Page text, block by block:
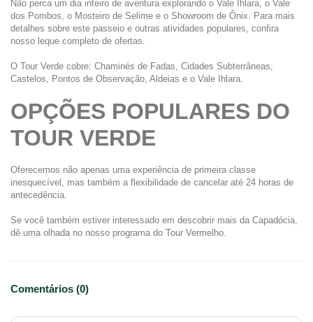
Não perca um dia inteiro de aventura explorando o Vale Ihlara, o Vale
dos Pombos, o Mosteiro de Selime e o Showroom de Ônix. Para mais
detalhes sobre este passeio e outras atividades populares, confira
nosso leque completo de ofertas.
O Tour Verde cobre: Chaminés de Fadas, Cidades Subterrâneas,
Castelos, Pontos de Observação, Aldeias e o Vale Ihlara.
OPÇÕES POPULARES DO
TOUR VERDE
Oferecemos não apenas uma experiência de primeira classe
inesquecível, mas também a flexibilidade de cancelar até 24 horas de
antecedência.
Se você também estiver interessado em descobrir mais da Capadócia,
dê uma olhada no nosso programa do Tour Vermelho.
Comentários (0)